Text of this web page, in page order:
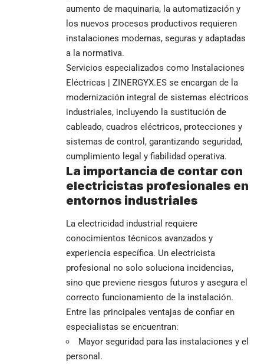
aumento de maquinaria, la automatización y
los nuevos procesos productivos requieren
instalaciones modernas, seguras y adaptadas
a la normativa.
Servicios especializados como Instalaciones
Eléctricas | ZINERGYX.ES se encargan de la
modernización integral de sistemas eléctricos
industriales, incluyendo la sustitución de
cableado, cuadros eléctricos, protecciones y
sistemas de control, garantizando seguridad,
cumplimiento legal y fiabilidad operativa.
La importancia de contar con
electricistas profesionales en
entornos industriales
La electricidad industrial requiere
conocimientos técnicos avanzados y
experiencia específica. Un electricista
profesional no solo soluciona incidencias,
sino que previene riesgos futuros y asegura el
correcto funcionamiento de la instalación.
Entre las principales ventajas de confiar en
especialistas se encuentran:
Mayor seguridad para las instalaciones y el
personal.